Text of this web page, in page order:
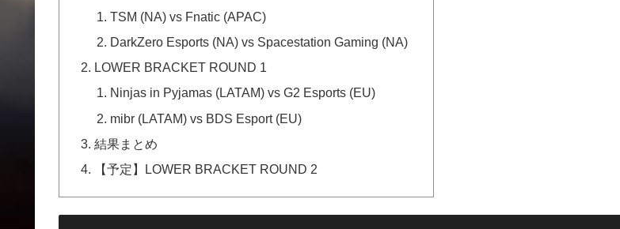
TSM (NA) vs Fnatic (APAC)
DarkZero Esports (NA) vs Spacestation Gaming (NA)
LOWER BRACKET ROUND 1
Ninjas in Pyjamas (LATAM) vs G2 Esports (EU)
mibr (LATAM) vs BDS Esport (EU)
結果まとめ
【予定】LOWER BRACKET ROUND 2